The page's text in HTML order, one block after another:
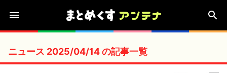
ニュース 2025/04/14 の記事一覧